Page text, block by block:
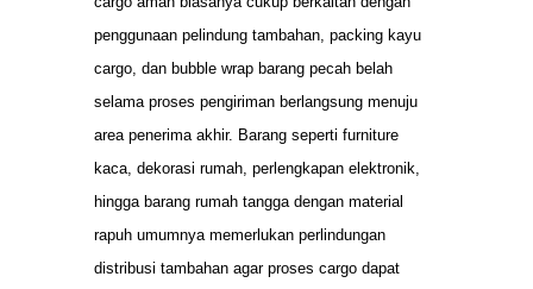
penggunaan pelindung tambahan, packing kayu
cargo, dan bubble wrap barang pecah belah
selama proses pengiriman berlangsung menuju
area penerima akhir. Barang seperti furniture
kaca, dekorasi rumah, perlengkapan elektronik,
hingga barang rumah tangga dengan material
rapuh umumnya memerlukan perlindungan
distribusi tambahan agar proses cargo dapat